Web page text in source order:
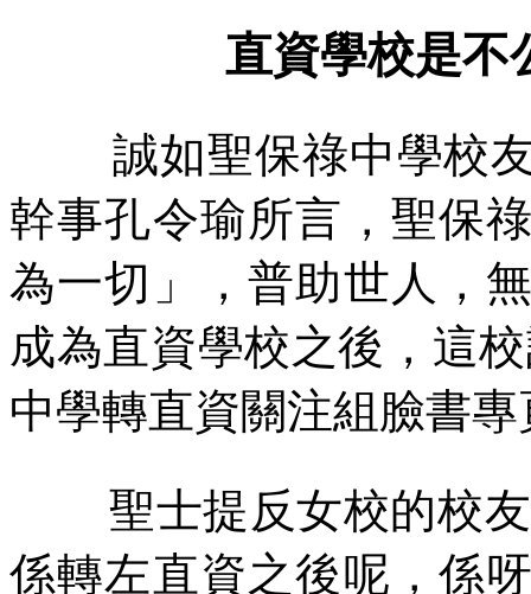
直資學校是不
誠如聖保祿中學校
幹事孔令瑜所言，聖保
為一切」，普助世人，
成為直資學校之後，這
中學轉直資關注組臉書專
聖士提反女校的校
係轉左直資之後呢，係